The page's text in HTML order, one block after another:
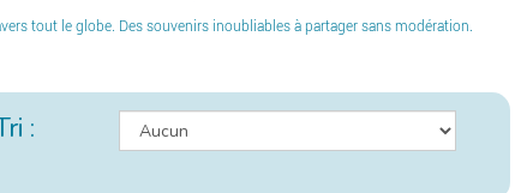
tout le globe. Des souvenirs inoubliables à partager sans modération.
: